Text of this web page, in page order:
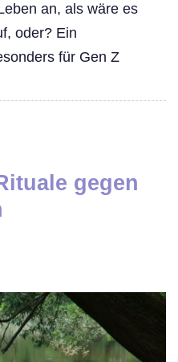
an, als wäre es
oder? Ein
für Gen Z
gegen